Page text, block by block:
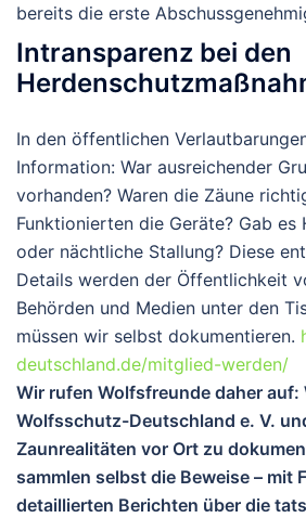
bereits die erste
Intransparenz bei den
In den öffentlichen
Information: War ausreichender
vorhanden? Waren die Zäune
Funktionierten die Geräte? Gab es
oder nächtliche Stallung? Diese
Details werden der Öffentlichkeit
Behörden und Medien unter den
müssen wir selbst dokumentieren.
deutschland.de/mitglied-werden/
Wir rufen Wolfsfreunde daher auf:
Wolfsschutz-Deutschland e. V.
Zaunrealitäten vor Ort zu
sammlen selbst die Beweise – mit
detaillierten Berichten über die